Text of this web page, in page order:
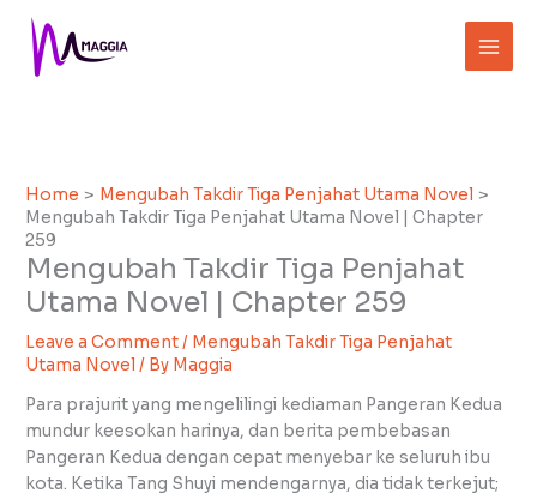
content
Home
Mengubah Takdir Tiga Penjahat Utama Novel
Mengubah Takdir Tiga Penjahat Utama Novel | Chapter
259
Mengubah Takdir Tiga Penjahat
Utama Novel | Chapter 259
Leave a Comment/ Mengubah Takdir Tiga Penjahat
Utama Novel / By Maggia
Para prajurit yang mengelilingi kediaman Pangeran Kedua
mundur keesokan harinya, dan berita pembebasan
Pangeran Kedua dengan cepat menyebar ke seluruh ibu
kota. Ketika Tang Shuyi mendengarnya, dia tidak terkejut;